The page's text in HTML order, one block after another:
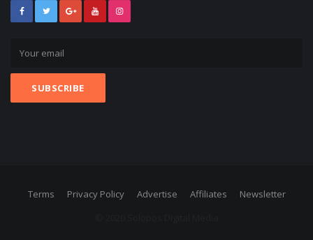
Terms Privacy Policy Advertise Affiliates
Newsletter